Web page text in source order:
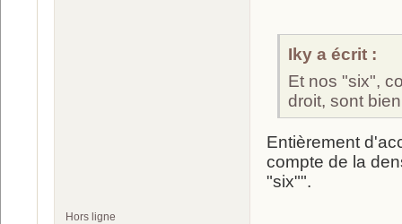
Iky a écrit :
Et nos "six",
droit, sont
Entièrement
compte de la
"six"".
Hors ligne